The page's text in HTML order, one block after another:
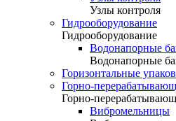
Узлы контроля
Гидрооборудование
Гидрооборудование
Водонапорные
Водонапорные
Горизонтальные
Горно-
Горно-
Вибромельницы